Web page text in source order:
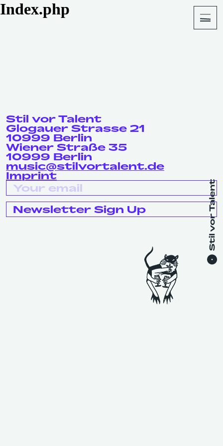
About
Index.php
Stil vor Talent
Glogauer Strasse 21
10999 Berlin
Wiener Straße 35
10999 Berlin
music@stilvortalent.de
Imprint